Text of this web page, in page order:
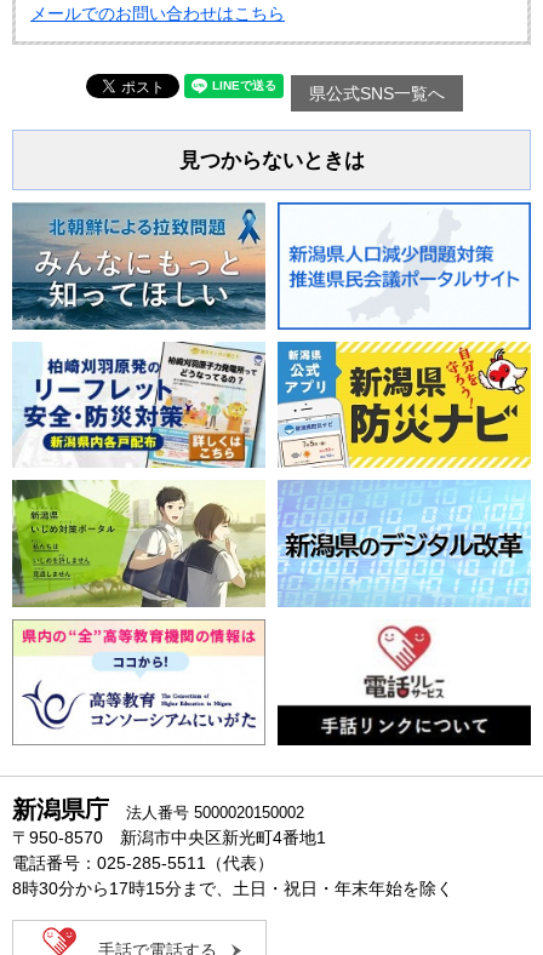
メールでのお問い合わせはこちら
県公式SNS一覧へ
見つからないときは
新潟県庁 法人番号 5000020150002
〒950-8570 新潟市中央区新光町4番地1
電話番号：025-285-5511（代表）
8時30分から17時15分まで、土日・祝日・年末年始を除く
手話で電話する